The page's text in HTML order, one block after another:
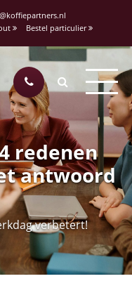
Bestel particulier
redenen
antwoord
verbetert!